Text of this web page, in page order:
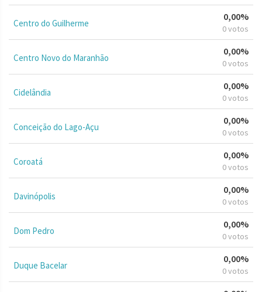
Centro do Guilherme
0,00%
0 votos
Centro Novo do Maranhão
0,00%
0 votos
Cidelândia
0,00%
0 votos
Conceição do Lago-Açu
0,00%
0 votos
Coroatá
0,00%
0 votos
Davinópolis
0,00%
0 votos
Dom Pedro
0,00%
0 votos
Duque Bacelar
0,00%
0 votos